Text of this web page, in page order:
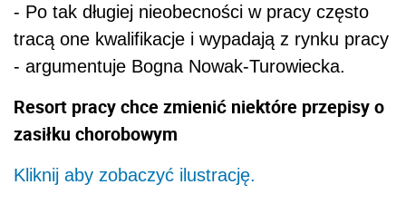
- Po tak długiej nieobecności w pracy często
tracą one kwalifikacje i wypadają z rynku pracy
- argumentuje Bogna Nowak-Turowiecka.
Resort pracy chce zmienić niektóre przepisy o
zasiłku chorobowym
Kliknij aby zobaczyć ilustrację.